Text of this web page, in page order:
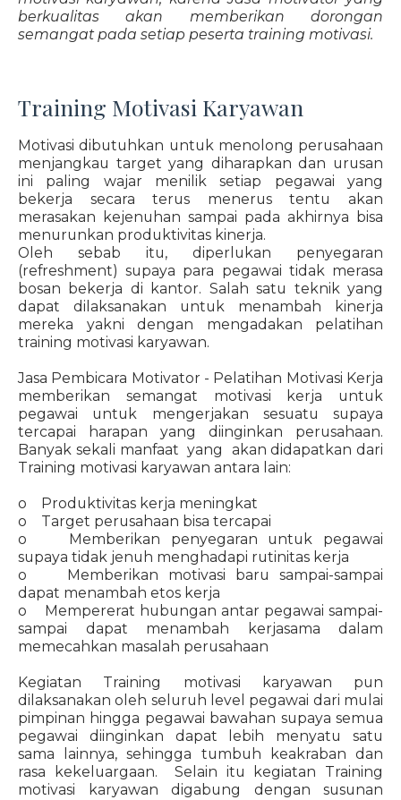
berkualitas akan memberikan dorongan
semangat pada setiap peserta training motivasi.
Training Motivasi Karyawan
Motivasi dibutuhkan untuk menolong perusahaan
menjangkau target yang diharapkan dan urusan
ini paling wajar menilik setiap pegawai yang
bekerja secara terus menerus tentu akan
merasakan kejenuhan sampai pada akhirnya bisa
menurunkan produktivitas kinerja.
Oleh sebab itu, diperlukan penyegaran
(refreshment) supaya para pegawai tidak merasa
bosan bekerja di kantor. Salah satu teknik yang
dapat dilaksanakan untuk menambah kinerja
mereka yakni dengan mengadakan pelatihan
training motivasi karyawan.
Jasa Pembicara Motivator - Pelatihan Motivasi Kerja
memberikan semangat motivasi kerja untuk
pegawai untuk mengerjakan sesuatu supaya
tercapai harapan yang diinginkan perusahaan.
Banyak sekali manfaat yang akan didapatkan dari
Training motivasi karyawan antara lain:
o Produktivitas kerja meningkat
o Target perusahaan bisa tercapai
o Memberikan penyegaran untuk pegawai
supaya tidak jenuh menghadapi rutinitas kerja
o Memberikan motivasi baru sampai-sampai
dapat menambah etos kerja
o Mempererat hubungan antar pegawai sampai-
sampai dapat menambah kerjasama dalam
memecahkan masalah perusahaan
Kegiatan Training motivasi karyawan pun
dilaksanakan oleh seluruh level pegawai dari mulai
pimpinan hingga pegawai bawahan supaya semua
pegawai diinginkan dapat lebih menyatu satu
sama lainnya, sehingga tumbuh keakraban dan
rasa kekeluargaan. Selain itu kegiatan Training
motivasi karyawan digabung dengan susunan